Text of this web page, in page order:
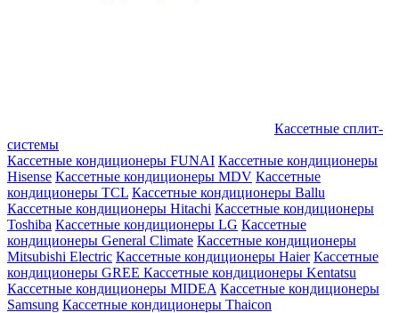
Кассетные сплит-
системы
Кассетные кондиционеры FUNAI Кассетные кондиционеры
Hisense Кассетные кондиционеры MDV Кассетные
кондиционеры TCL Кассетные кондиционеры Ballu
Кассетные кондиционеры Hitachi Кассетные кондиционеры
Toshiba Кассетные кондиционеры LG Кассетные
кондиционеры General Climate Кассетные кондиционеры
Mitsubishi Electric Кассетные кондиционеры Haier Кассетные
кондиционеры GREE Кассетные кондиционеры Kentatsu
Кассетные кондиционеры MIDEA Кассетные кондиционеры
Samsung Кассетные кондиционеры Thaicon